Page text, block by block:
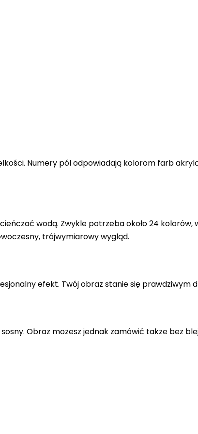
Numery pól odpowiadają kolorom farb
wodą. Zwykle potrzeba około 24 kolorów,
trójwymiarowy wygląd.
efekt. Twój obraz stanie się prawdziwym
Obraz możesz jednak zamówić także bez